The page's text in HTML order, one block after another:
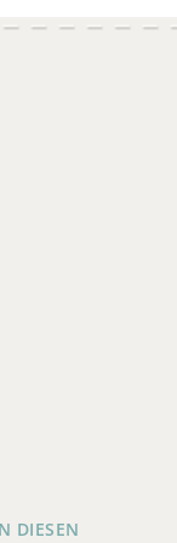
DIESEN